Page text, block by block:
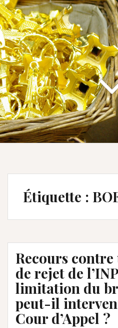
Étiquette :
Recours
de rejet de
limitation du
peut-il
Cour d’Appel ?